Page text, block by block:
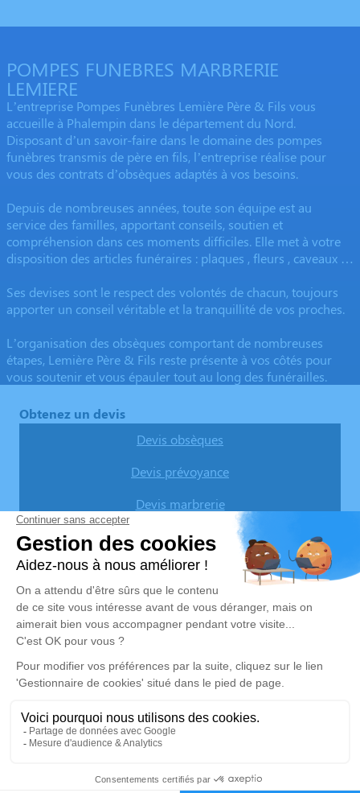
POMPES FUNEBRES MARBRERIE
LEMIERE
L’entreprise Pompes Funèbres Lemière Père & Fils vous
accueille à Phalempin dans le département du Nord.
Disposant d’un savoir-faire dans le domaine des pompes
funèbres transmis de père en fils, l’entreprise réalise pour
vous des contrats d’obsèques adaptés à vos besoins.
Depuis de nombreuses années, toute son équipe est au
service des familles, apportant conseils, soutien et
compréhension dans ces moments difficiles. Elle met à votre
disposition des articles funéraires : plaques , fleurs , caveaux …
Ses devises sont le respect des volontés de chacun, toujours
apporter un conseil véritable et la tranquillité de vos proches.
L’organisation des obsèques comportant de nombreuses
étapes, Lemière Père & Fils reste présente à vos côtés pour
vous soutenir et vous épauler tout au long des funérailles.
Obtenez un devis
Devis obsèques
Devis prévoyance
Devis marbrerie
Nos agences
Pompes Funèbres Lemière
03 74 11 11 82
pflemiere@orange.fr
26, rue du Maréchal Foch - 59133 - Phalempin
4.7/5 - 34 avis
Pompes Funèbres & Marbrerie LEMIERE - SINGEZ
03 67 80 47 72
pflemiere@orange.fr
1, Route d’Estaires - 62840 - Lorgies
Nos Services Liens utiles